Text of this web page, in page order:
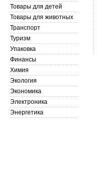
Товары для детей
Товары для животных
Транспорт
Туризм
Упаковка
Финансы
Химия
Экология
Экономика
Электроника
Энергетика